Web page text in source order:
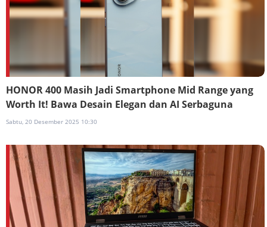
HONOR 400 Masih Jadi Smartphone Mid Range yang
Worth It! Bawa Desain Elegan dan AI Serbaguna
Sabtu, 20 Desember 2025 10:30